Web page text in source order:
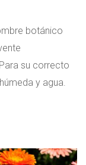
botánico
su correcto
y agua.